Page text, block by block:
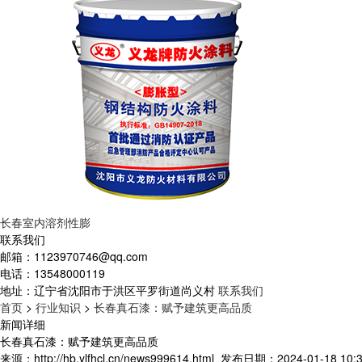
长春室内溶剂性膨
联系我们
邮箱： 1123970746@qq.com
电话： 13548000119
地址： 辽宁省沈阳市于洪区平罗街道尚义村 联系我们
首页 > 行业知识 > 长春真石漆：赋予建筑更高品质
新闻详细
长春真石漆：赋予建筑更高品质
来源：http://hb.ylfhcl.cn/news999614.html 发布日期：2024-01-18